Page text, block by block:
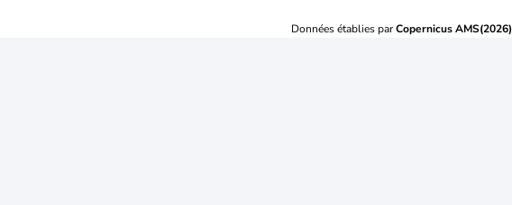
Données établies parCopernicus AMS(2026)